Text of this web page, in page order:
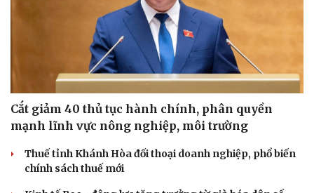
Cắt giảm 40 thủ tục hành chính, phân quyền
mạnh lĩnh vực nông nghiệp, môi trường
Thuế tỉnh Khánh Hòa đối thoại doanh nghiệp, phổ biến
chính sách thuế mới